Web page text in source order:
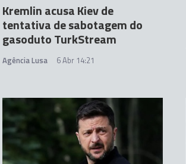
Kremlin acusa Kiev de
tentativa de sabotagem do
gasoduto TurkStream
Agência Lusa 6 Abr 14:21